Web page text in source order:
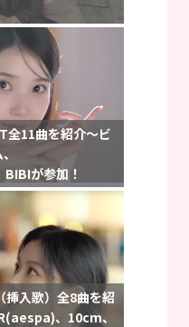
全11曲を紹介〜ビ
が参加！
挿入歌）全8曲を紹
、10cm、